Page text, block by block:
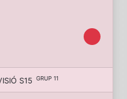
S15 GRUP 11